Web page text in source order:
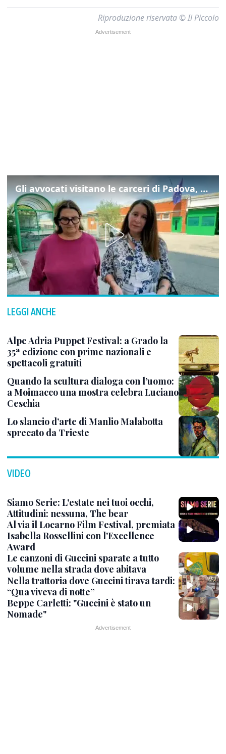
Riproduzione riservata © Il Piccolo
Gli avvocati visitano le carceri di Padova, ecco cosa hanno trovato
LEGGI ANCHE
Alpe Adria Puppet Festival: a Grado la
35ª edizione con prime nazionali e
spettacoli gratuiti
Quando la scultura dialoga con l’uomo:
a Moimacco una mostra celebra Luciano
Ceschia
Lo slancio d’arte di Manlio Malabotta
sprecato da Trieste
VIDEO
Siamo Serie: L'estate nei tuoi occhi,
Attitudini: nessuna, The bear
Al via il Locarno Film Festival, premiata
Isabella Rossellini con l'Excellence
Award
Le canzoni di Guccini sparate a tutto
volume nella strada dove abitava
Nella trattoria dove Guccini tirava tardi:
“Qua viveva di notte”
Beppe Carletti: "Guccini è stato un
Nomade"